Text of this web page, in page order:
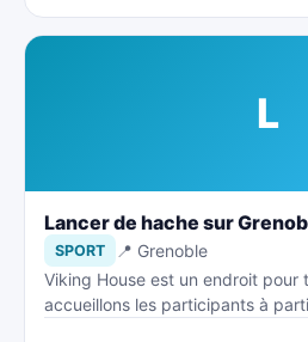
L
Lancer de hache sur
SPORT
📍 Grenoble
Viking House est un endroit pour
accueillons les participants à